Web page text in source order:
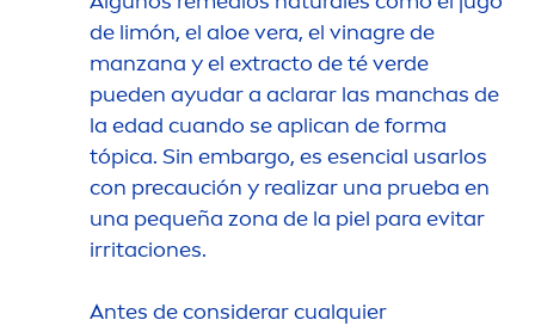
de limón, el aloe vera, el vinagre de
manzana y el extracto de té verde
pueden ayudar a aclarar las manchas de
la edad cuando se aplican de forma
tópica. Sin embargo, es esencial usarlos
con precaución y realizar una prueba en
una pequeña zona de la piel para evitar
irritaciones.
Antes de considerar cualquier